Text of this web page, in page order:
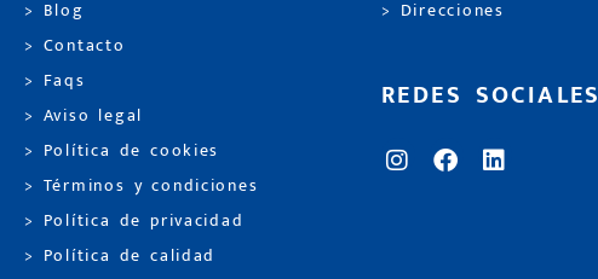
> Blog
> Contacto
> Faqs
> Aviso legal
> Política de cookies
> Términos y condiciones
> Política de privacidad
> Política de calidad
> Direcciones
REDES SOCIALES